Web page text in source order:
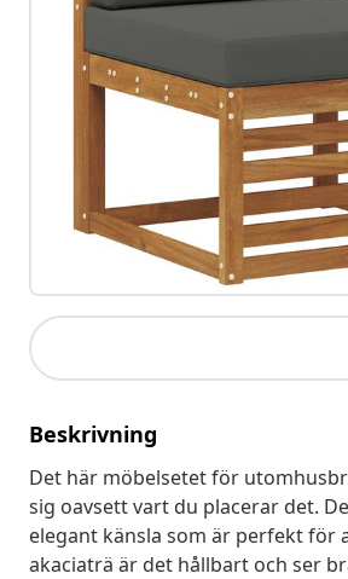
Beskrivning
Det här möbelsetet för
sig oavsett vart du placerar det.
elegant känsla som är perfekt för
akaciaträ är det hållbart och ser